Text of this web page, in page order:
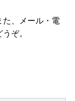
た、メール・電
ぞ。